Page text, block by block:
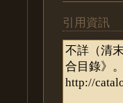
引用資訊